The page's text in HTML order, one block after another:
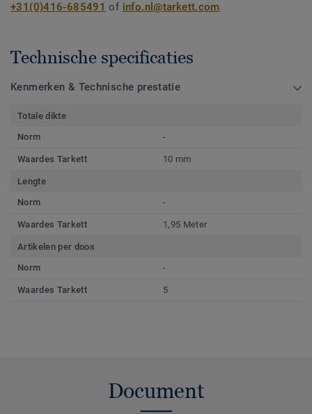
+31(0)416-685491 of info.nl@tarkett.com
Technische specificaties
Kenmerken & Technische prestatie
Totale dikte
Norm
-
Waardes Tarkett 10 mm
Lengte
Norm
-
Waardes Tarkett 1,95 Meter
Artikelen per doos
Norm
-
Waardes Tarkett 5
Document